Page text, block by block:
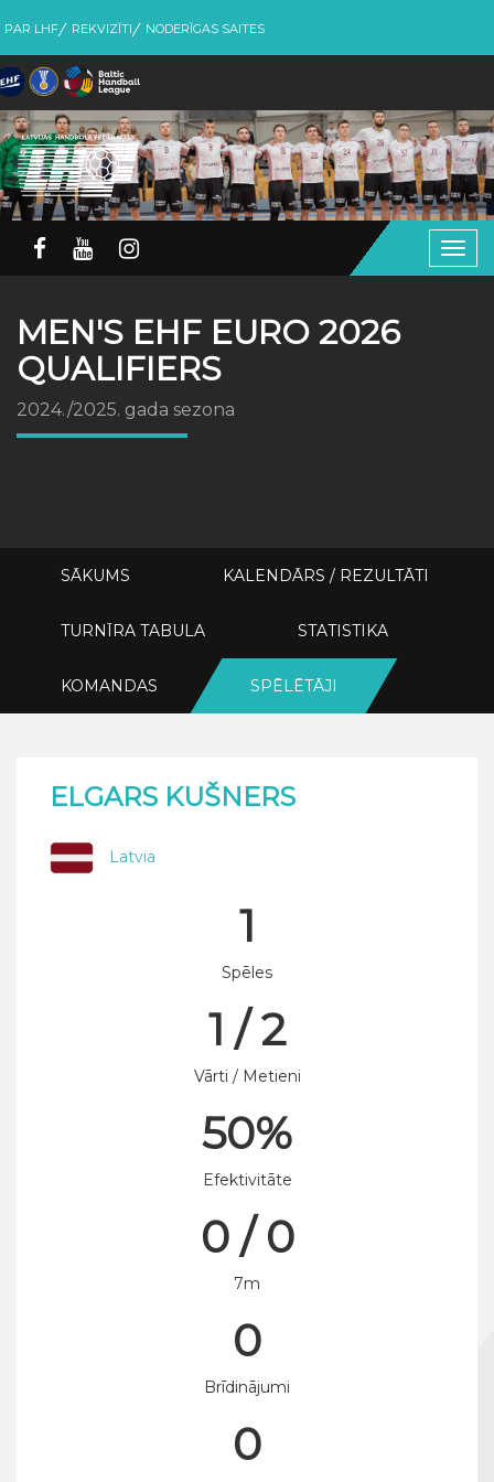
PAR LHF REKVIZĪTI NODERĪGAS SAITES
MEN'S EHF EURO 2026
QUALIFIERS
2024./2025. gada sezona
SĀKUMS KALENDĀRS / REZULTĀTI
TURNĪRA TABULA STATISTIKA
KOMANDAS SPĒLĒTĀJI
ELGARS KUŠNERS
Latvia
1
Spēles
1 / 2
Vārti / Metieni
50%
Efektivitāte
0 / 0
7m
0
Brīdinājumi
0